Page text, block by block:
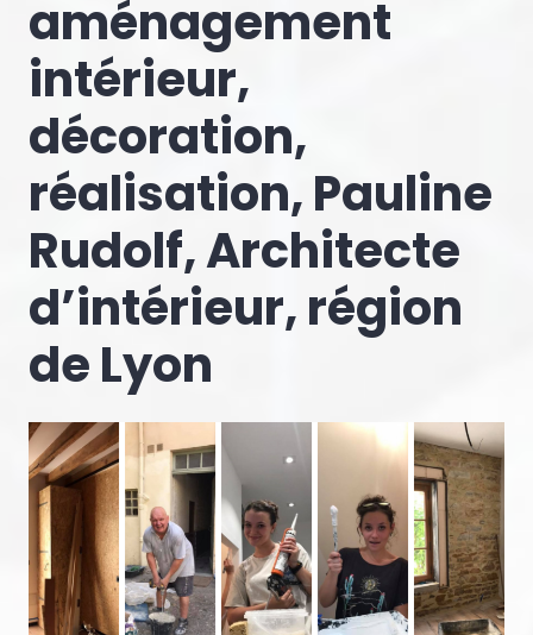
aménagement
intérieur,
décoration,
réalisation, Pauline
Rudolf, Architecte
d’intérieur, région
de Lyon